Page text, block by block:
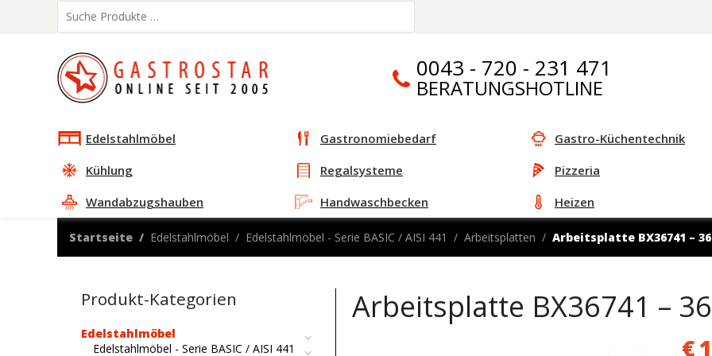
0043 - 720 - 231 471
BERATUNGSHOTLINE
Edelstahlmöbel Gastronomiebedarf
Gastro-Küchentechnik
Kühlung
Regalsysteme
Pizzeria
Wandabzugshauben
Handwaschbecken Heizen
Startseite Edelstahlmöbel Edelstahlmöbel - Serie BASIC / AISI 441 Arbeitsplatten Arbeitsplatte BX36741 –
Arbeitsplatte BX36741 –
€
Produkt-Kategorien
Edelstahlmöbel
Edelstahlmöbel - Serie BASIC / AISI 441